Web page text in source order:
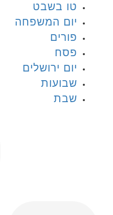
טו בשבט
יום המשפחה
פורים
פסח
יום ירושלים
שבועות
שבת